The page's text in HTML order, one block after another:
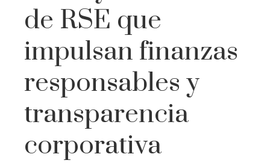
de RSE que
impulsan finanzas
responsables y
transparencia
corporativa